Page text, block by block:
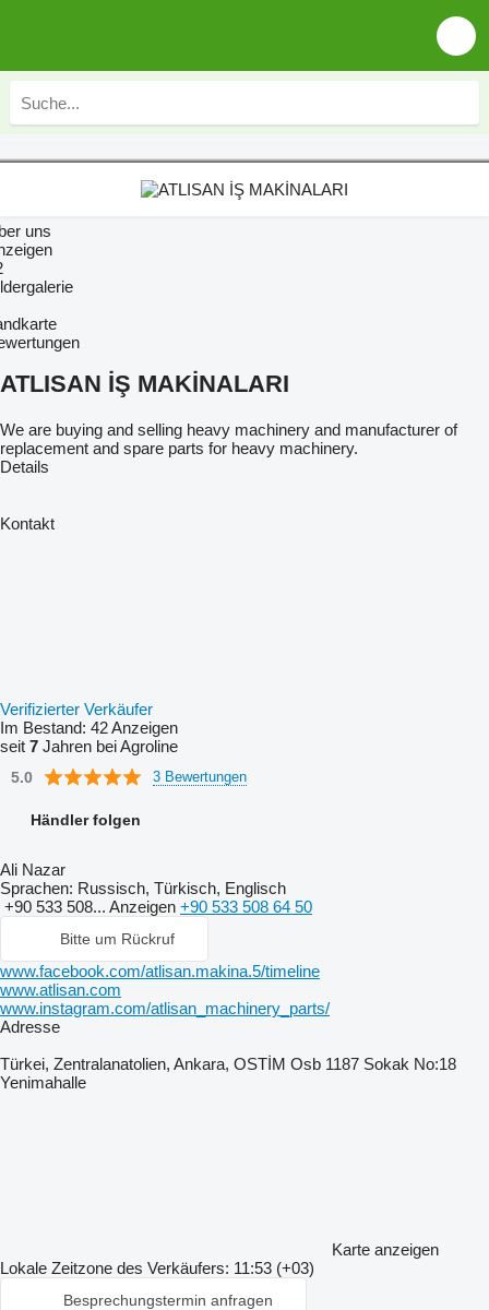
uns
ATLISAN İŞ MAKİNALARI
We are buying and selling heavy machinery and manufacturer of
replacement and spare parts for heavy machinery.
Details
Kontakt
Verifizierter Verkäufer
Im Bestand: 42 Anzeigen
seit 7 Jahren bei Agroline
5.0 3 Bewertungen
Händler folgen
Ali Nazar
Sprachen: Russisch, Türkisch, Englisch
+90 533 508... Anzeigen +90 533 508 64 50
Bitte um Rückruf
www.facebook.com/atlisan.makina.5/timeline
www.atlisan.com
www.instagram.com/atlisan_machinery_parts/
Adresse
Türkei, Zentralanatolien, Ankara, OSTİM Osb 1187 Sokak No:18
Yenimahalle
Karte anzeigen
Lokale Zeitzone des Verkäufers: 11:53 (+03)
Besprechungstermin anfragen